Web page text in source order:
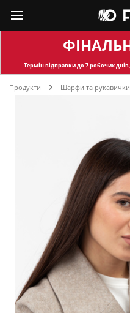
Термін відправкидо 7 робочих
Продукти Шарфи та рукавички